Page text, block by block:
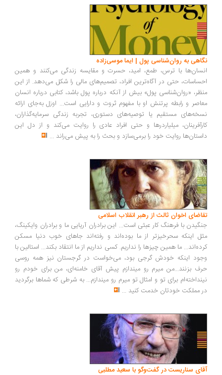
به روان‌شناسی پول | ایما موسی‌زاده
با ترس، طمع، امید، حسرت و مقایسه زندگی می‌کنند و همین
حتی در آگاه‌ترین افراد، تصمیم‌های مالی را شکل می‌دهد. از این
«روان‌شناسی پول» بیش از آنکه درباره پول باشد، کتابی درباره انسان
و رابطه پرتنش او با مفهوم ثروت و دارایی است... اوزل به‌جای ارائه
مستقیم یا توصیه‌های دستوری، تجربه زندگی سرمایه‌گذاران،
میلیاردرها و حتی افراد عادی را روایت می‌کند و از دل این
روایت خود را برمی‌سازد و بحث را به پیش می‌راند ...
اخوان ثالث از رهبر انقلاب اسلامی
با فرهنگ کار عبثی است... این برادران آریایی ما و برادران وایکینگ،
اینکه سحرخیزتر از ما بوده‌اند و رفته‌اند جاهای خوب دنیا مسکن
ما همین چیزها را نداریم. کسی نداریم از ما انتقاد بکند... استالین با
اینکه خودش گرجی بود، می‌خواست در گرجستان نیز همه روسی
بزنند...من میرم رو میندازم پیش آقای خامنه‌ای، من برای خودم رو
برای تو و امثال تو میرم رو میندازم... به شرطی که شماها برگردید
مملکت خودتان خدمت کنید...
سناریست در گفت‌وگو با سعید مطلبی